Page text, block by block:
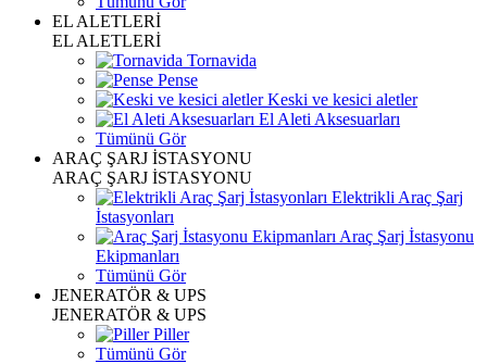
EL ALETLERİ
EL ALETLERİ
Tornavida
Pense
Keski ve kesici aletler
El Aleti Aksesuarları
Tümünü Gör
ARAÇ ŞARJ İSTASYONU
ARAÇ ŞARJ İSTASYONU
Elektrikli Araç Şarj
İstasyonları
Araç Şarj İstasyonu
Ekipmanları
Tümünü Gör
JENERATÖR & UPS
JENERATÖR & UPS
Piller
Tümünü Gör